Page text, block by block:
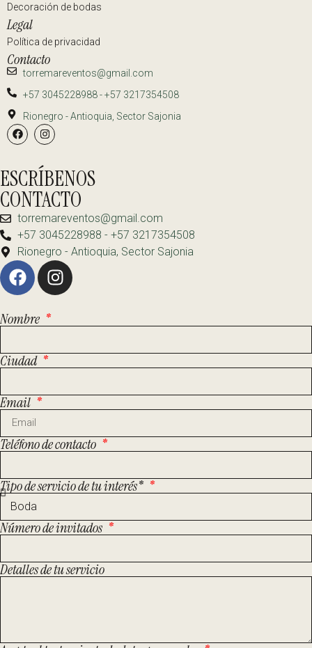
Decoración de bodas
Legal
Política de privacidad
Contacto
torremareventos@gmail.com
+57 3045228988 - +57 3217354508
Rionegro - Antioquia, Sector Sajonia
ESCRÍBENOS
CONTACTO
torremareventos@gmail.com
+57 3045228988 - +57 3217354508
Rionegro - Antioquia, Sector Sajonia
Nombre
Ciudad
Email
Teléfono de contacto
Tipo de servicio de tu interés*
Número de invitados
Detalles de tu servicio